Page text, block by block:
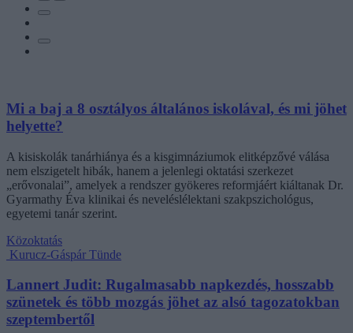
Mi a baj a 8 osztályos általános iskolával, és mi jöhet
helyette?
A kisiskolák tanárhiánya és a kisgimnáziumok elitképzővé válása
nem elszigetelt hibák, hanem a jelenlegi oktatási szerkezet
„erővonalai”, amelyek a rendszer gyökeres reformjáért kiáltanak Dr.
Gyarmathy Éva klinikai és neveléslélektani szakpszichológus,
egyetemi tanár szerint.
Közoktatás
Kurucz-Gáspár Tünde
Lannert Judit: Rugalmasabb napkezdés, hosszabb
szünetek és több mozgás jöhet az alsó tagozatokban
szeptembertől